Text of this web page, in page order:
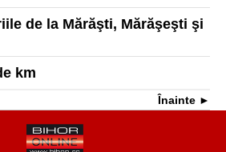
de la Mărăşti, Mărăşeşti şi
km
Înainte